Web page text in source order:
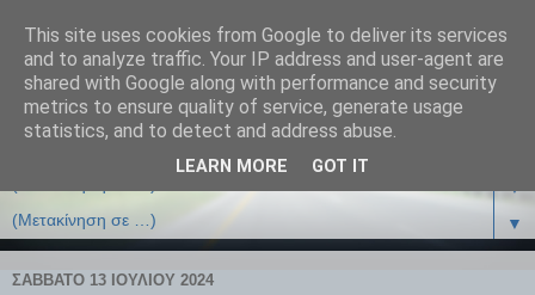
▼
▼
ΣΆΒΒΑΤΟ 13 ΙΟΥΛΊΟΥ 2024
This site uses cookies from Google to deliver its services
and to analyze traffic. Your IP address and user-agent are
shared with Google along with performance and security
metrics to ensure quality of service, generate usage
statistics, and to detect and address abuse.
LEARN MORE GOT IT